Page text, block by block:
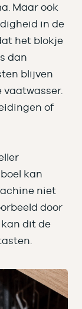
Maar ook
in de
het blokje
dan
blijven
of
kan
niet
door
dit de